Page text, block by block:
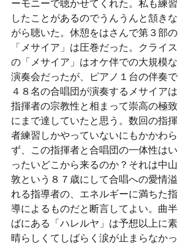
ーモニーで聴かせてくれた。私も練習
したことがあるのでうんうんと頷きな
がら聴いた。休憩をはさんで第３部の
「メサイア」は圧巻だった。クライス
の「メサイア」はオケ伴での大規模な
演奏会だったが、ピアノ１台の伴奏で
４８名の合唱団が演奏するメサイアは
指揮者の宗教性と相まって崇高の極致
にまで達していたと思う。数回の指揮
者練習しかやっていないにもかかわら
ず、この指揮者と合唱団の一体性はい
ったいどこから来るのか？それは中山
敦という８７歳にして合唱への愛情溢
れる指導者の、エネルギーに満ちた指
導によるものだと断言してよい。曲半
ばにある「ハレルヤ」は予想以上に素
晴らしくてしばらく涙が止まらなかっ